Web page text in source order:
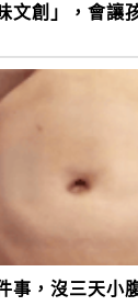
文創」，會讓
事，沒三天小